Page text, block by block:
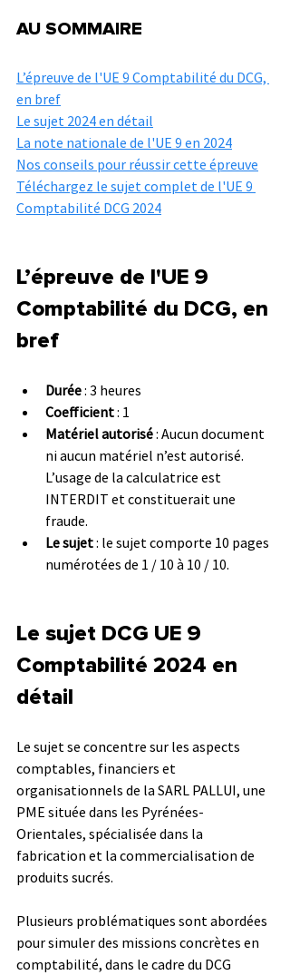
AU SOMMAIRE
L’épreuve de l'UE 9 Comptabilité du DCG,
en bref
Le sujet 2024 en détail
La note nationale de l'UE 9 en 2024
Nos conseils pour réussir cette épreuve
Téléchargez le sujet complet de l'UE 9
Comptabilité DCG 2024
L’épreuve de l'UE 9
Comptabilité du DCG, en
bref
Durée : 3 heures
Coefficient : 1
Matériel autorisé : Aucun document
ni aucun matériel n’est autorisé.
L’usage de la calculatrice est
INTERDIT et constituerait une
fraude.
Le sujet : le sujet comporte 10 pages
numérotées de 1 / 10 à 10 / 10.
Le sujet DCG UE 9
Comptabilité 2024 en
détail
Le sujet se concentre sur les aspects
comptables, financiers et
organisationnels de la SARL PALLUI, une
PME située dans les Pyrénées-
Orientales, spécialisée dans la
fabrication et la commercialisation de
produits sucrés.
Plusieurs problématiques sont abordées
pour simuler des missions concrètes en
comptabilité, dans le cadre du DCG